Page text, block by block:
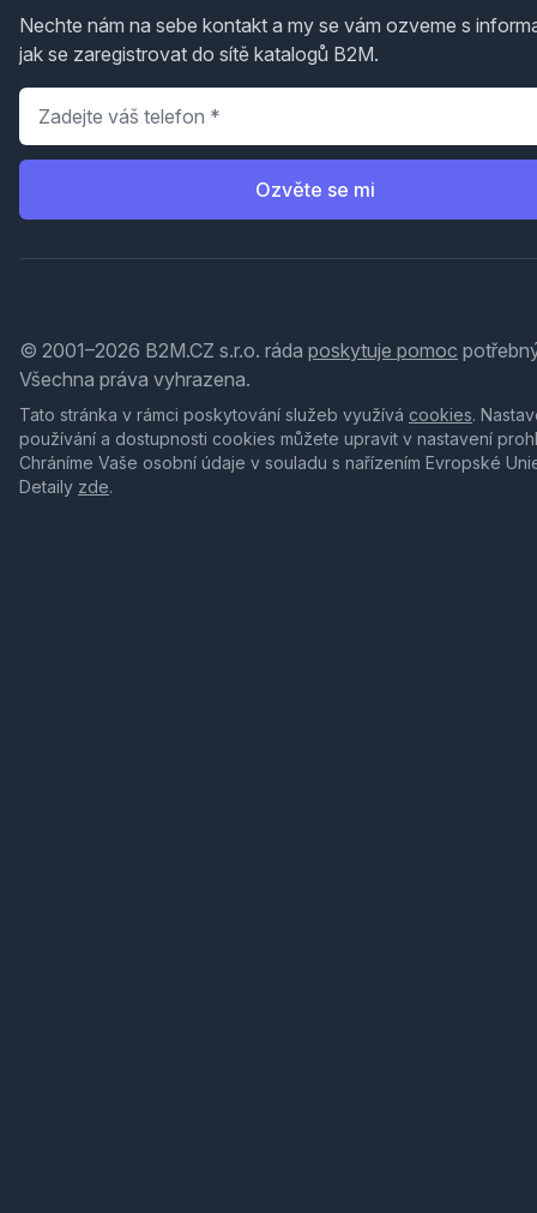
Nechte nám na sebe kontakt a my se vám ozveme s
jak se zaregistrovat do sítě katalogů B2M.
Telefon
Ozvěte se mi
© 2001–2026 B2M.CZ s.r.o. ráda poskytuje pomoc
Všechna práva vyhrazena.
Tato stránka v rámci poskytování služeb využívá cookies.
používání a dostupnosti cookies můžete upravit v nastavení
Chráníme Vaše osobní údaje v souladu s nařízením Evropské
Detaily zde.